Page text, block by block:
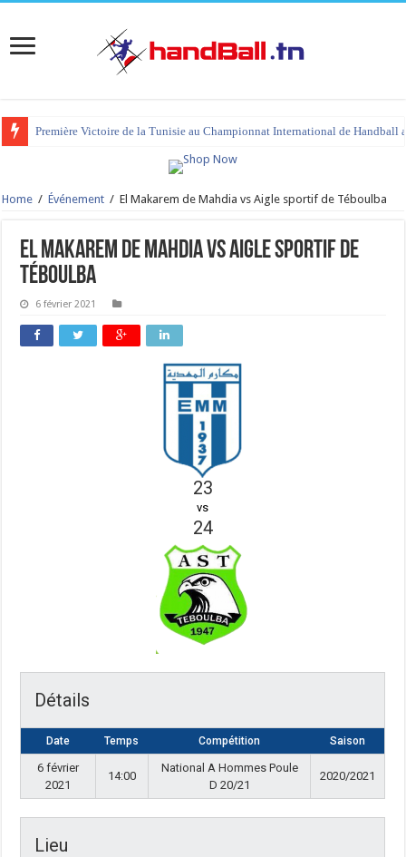
Première Victoire de la Tunisie au Championnat International de Handball
Home / Événement / El Makarem de Mahdia vs Aigle sportif de Téboulba
El Makarem de Mahdia vs Aigle sportif de
Téboulba
6 février 2021
23
vs
24
Détails
Date Temps Compétition Saison
6 février
2021
14:00
National A Hommes Poule
D 20/21
2020/2021
Lieu